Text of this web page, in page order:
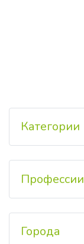
Категории
Профессии
Города